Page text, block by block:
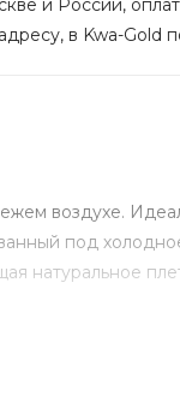
и России,
в Kwa-Gold
воздухе.
под
натуральное